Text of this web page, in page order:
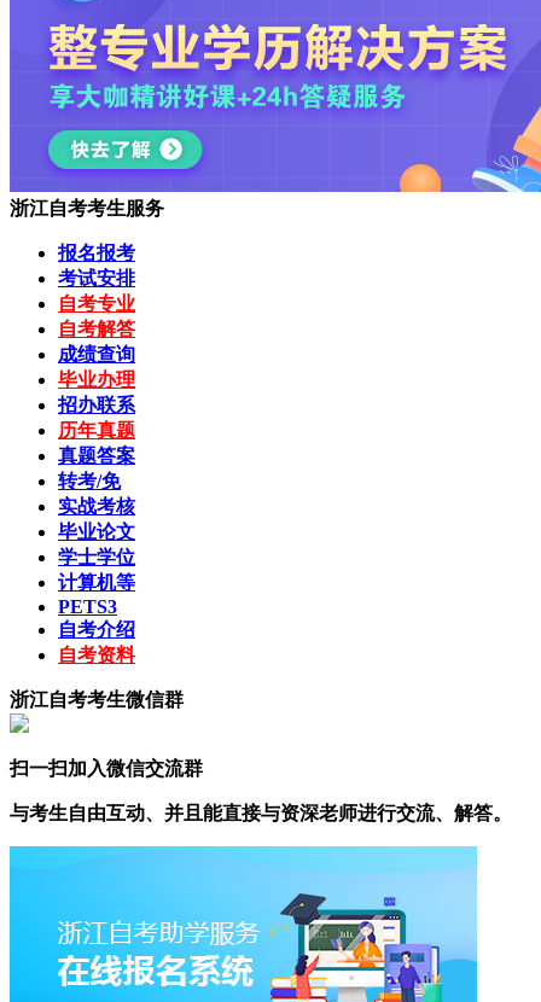
浙江自考考生服务
报名报考
考试安排
自考专业
自考解答
成绩查询
毕业办理
招办联系
历年真题
真题答案
转考/免
实战考核
毕业论文
学士学位
计算机等
PETS3
自考介绍
自考资料
浙江自考考生微信群
扫一扫加入微信交流群
与考生自由互动、并且能直接与资深老师进行交流、解答。